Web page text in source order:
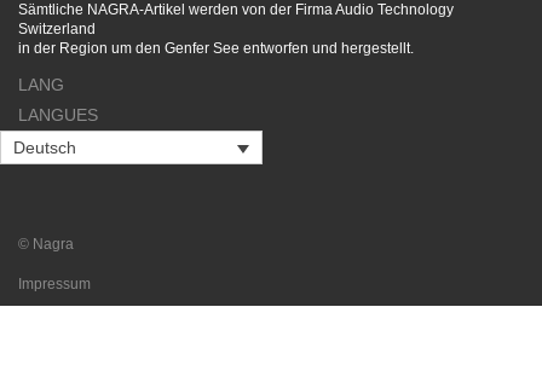
Sämtliche NAGRA-Artikel werden von der Firma Audio Technology
Switzerland
in der Region um den Genfer See entworfen und hergestellt.
LANG
LANGUES
Deutsch
© Nagra
Impressum